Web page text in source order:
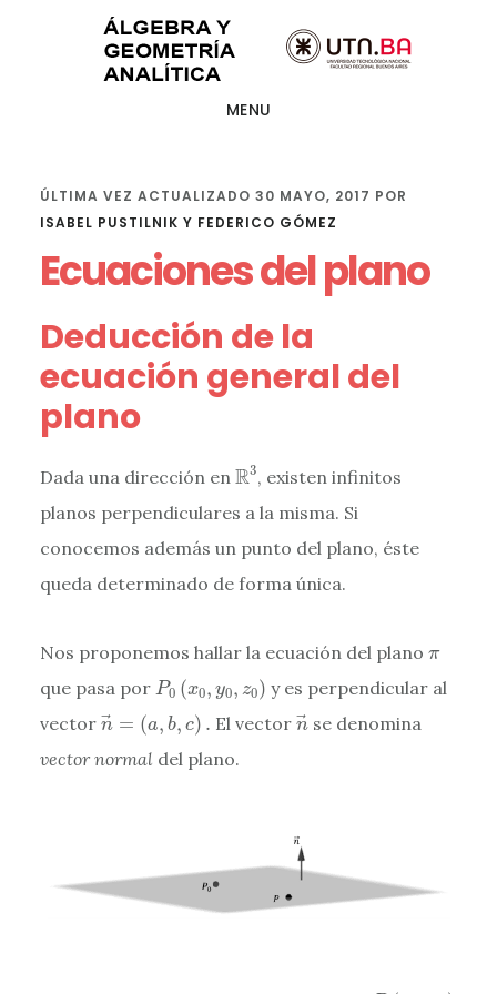
primaria
MENU
ÚLTIMA VEZ ACTUALIZADO 30 MAYO, 2017 POR
ISABEL PUSTILNIK Y FEDERICO GÓMEZ
Ecuaciones del plano
Deducción de la
ecuación general del
plano
Dada una dirección en R3
R3, existen infinitos
planos perpendiculares a la misma. Si
conocemos además un punto del plano, éste
queda determinado de forma única.
Nos proponemos hallar la ecuación del plano π
π
que pasa por P0 (x0, y0, z0)
P0 (x0 y0 z0) y es perpendicular al
vector n = (a, b, c) .
n =( b ). El vector n
nse denomina
vector normal del plano.